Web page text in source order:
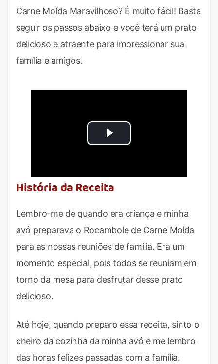
Carne Moída Maravilhoso? É muito fácil! Basta
seguir os passos abaixo e você terá um prato
delicioso e atraente para impressionar sua
família e amigos.
Play
História da Receita
Lembro-me de quando era criança e minha
avó preparava o Rocambole de Carne Moída
para as nossas reuniões de família. Era um
momento especial, pois todos se reuniam em
torno da mesa para desfrutar desse prato
delicioso.
Até hoje, quando preparo essa receita, sinto o
cheiro da cozinha da minha avó e me lembro
das horas felizes passadas com a família.